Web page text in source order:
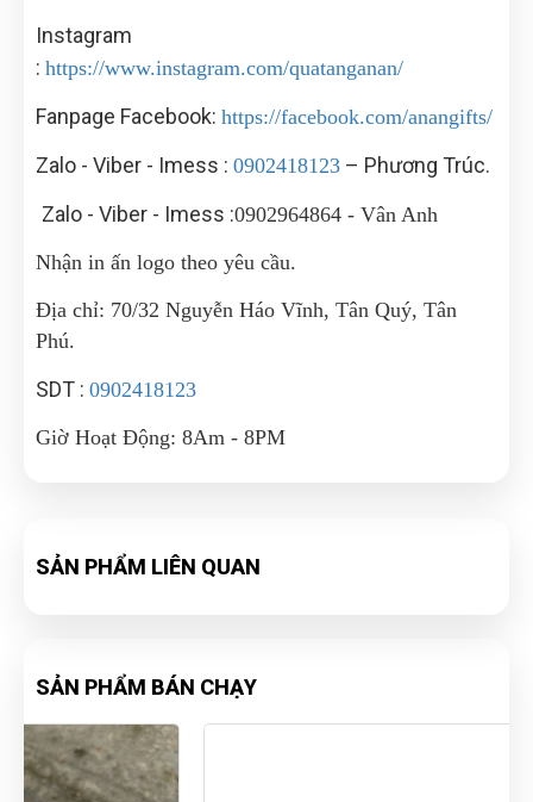
Instagram
: https://www.instagram.com/quatanganan/
Fanpage Facebook: https://facebook.com/anangifts/
Zalo - Viber - Imess : 0902418123 – Phương Trúc.
Zalo - Viber - Imess :0902964864 - Vân Anh
Nhận in ấn logo theo yêu cầu.
Địa chỉ: 70/32 Nguyễn Háo Vĩnh, Tân Quý, Tân
Phú.
SDT : 0902418123
Giờ Hoạt Động: 8Am - 8PM
SẢN PHẨM LIÊN QUAN
SẢN PHẨM BÁN CHẠY